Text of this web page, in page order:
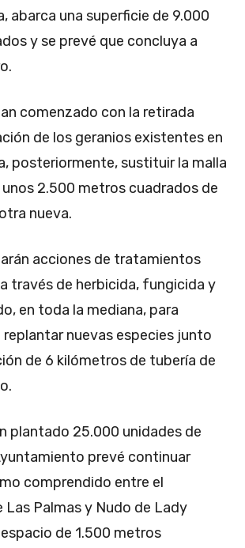
abarca una superficie de 9.000
y se prevé que concluya a
comenzado con la retirada
de los geranios existentes en
posteriormente, sustituir la malla
2.500 metros cuadrados de
nueva.
acciones de tratamientos
través de herbicida, fungicida y
en toda la mediana, para
nuevas especies junto
de 6 kilómetros de tubería de
plantado 25.000 unidades de
prevé continuar
comprendido entre el
Las Palmas y Nudo de Lady
de 1.500 metros